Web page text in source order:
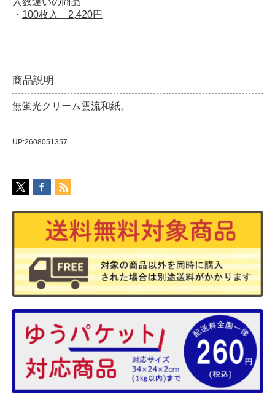
・ 100枚入 2,420円
商品説明
無蛍光クリーム雲流和紙。
UP:2608051357